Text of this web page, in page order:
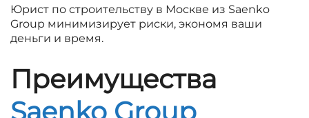
Юрист по строительству в Москве из Saenko
Group минимизирует риски, экономя ваши
деньги и время.
Преимущества
Saenko Group